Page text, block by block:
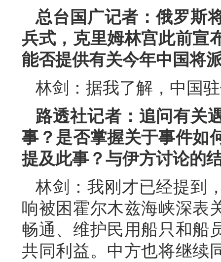
总台国广记者：俄罗斯
兵式，克里姆林宫此前宣
能否提供有关今年中国将
林剑：据我了解，中国
路透社记者：追问有关
事？是否掌握关于事件如
提及此事？与伊方讨论的
林剑：我刚才已经提到
响被困霍尔木兹海峡深表
畅通、维护民用船只和船
共同利益。中方也将继续